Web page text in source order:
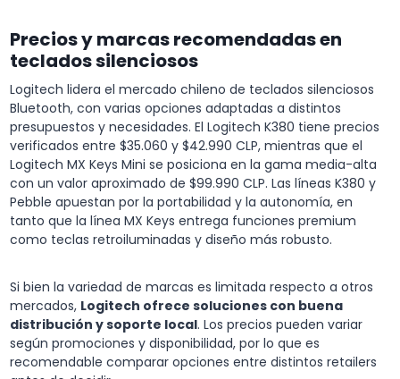
Precios y marcas recomendadas en
teclados silenciosos
Logitech lidera el mercado chileno de teclados silenciosos
Bluetooth, con varias opciones adaptadas a distintos
presupuestos y necesidades. El Logitech K380 tiene precios
verificados entre $35.060 y $42.990 CLP, mientras que el
Logitech MX Keys Mini se posiciona en la gama media-alta
con un valor aproximado de $99.990 CLP. Las líneas K380 y
Pebble apuestan por la portabilidad y la autonomía, en
tanto que la línea MX Keys entrega funciones premium
como teclas retroiluminadas y diseño más robusto.
Si bien la variedad de marcas es limitada respecto a otros
mercados, Logitech ofrece soluciones con buena
distribución y soporte local. Los precios pueden variar
según promociones y disponibilidad, por lo que es
recomendable comparar opciones entre distintos retailers